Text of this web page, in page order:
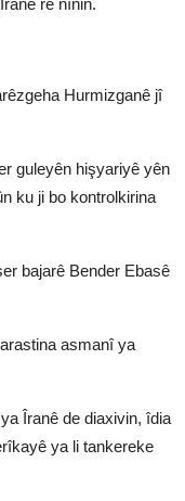
re nînin.
Hurmizganê jî
guleyên hişyariyê yên
ku ji bo kontrolkirina
bajarê Bender Ebasê
asmanî ya
Îranê de diaxivin, îdia
ya li tankereke